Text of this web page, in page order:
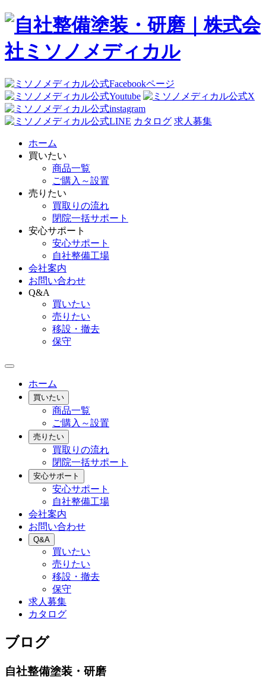
カタログ 求人募集
ホーム
買いたい
商品一覧
ご購入～設置
売りたい
買取りの流れ
閉院一括サポート
安心サポート
安心サポート
自社整備工場
会社案内
お問い合わせ
Q&A
買いたい
売りたい
移設・撤去
保守
ホーム
買いたい
商品一覧
ご購入～設置
売りたい
買取りの流れ
閉院一括サポート
安心サポート
安心サポート
自社整備工場
会社案内
お問い合わせ
Q&A
買いたい
売りたい
移設・撤去
保守
求人募集
カタログ
ブログ
自社整備塗装・研磨